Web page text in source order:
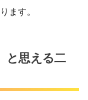
ます。
と思える二